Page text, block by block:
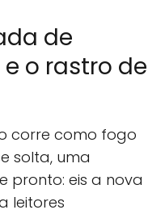
de
o rastro de
corre como fogo
solta, uma
pronto: eis a nova
leitores